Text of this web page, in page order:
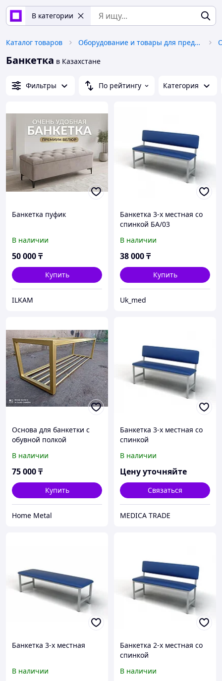
В категории
Каталог товаров Оборудование и товары для предоставления услуг
Банкетка в Казахстане
Фильтры По рейтингу Категория
Банкетка пуфик
В наличии
50 000₸
Купить
ILKAM
Банкетка 3-х местная со
спинкой БА/03
В наличии
38 000₸
Купить
Uk_med
Основа для банкетки с
обувной полкой
В наличии
75 000₸
Купить
Home Metal
Банкетка 3-х местная со
спинкой
В наличии
Цену уточняйте
Связаться
MEDICA TRADE
Банкетка 3-х местная
В наличии
Банкетка 2-х местная со
спинкой
В наличии